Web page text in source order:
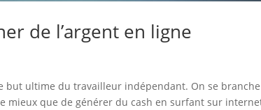
de l’argent en ligne
but ultime du travailleur indépendant. On se
mieux que de générer du cash en surfant sur